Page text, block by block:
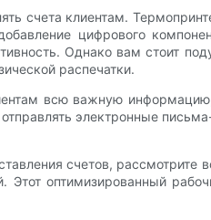
счета клиентам.
цифрового
Однако вам стоит
распечатки.
всю важную
электронные
счетов,
Этот оптимизированный